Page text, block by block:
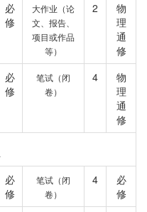
必
修
大作业（论
文、报告、
项目或作品
等）
2
物
理
通
修
必
修
笔试（闭
卷）
4
物
理
通
修
必
修
笔试（闭
卷）
4
必
修